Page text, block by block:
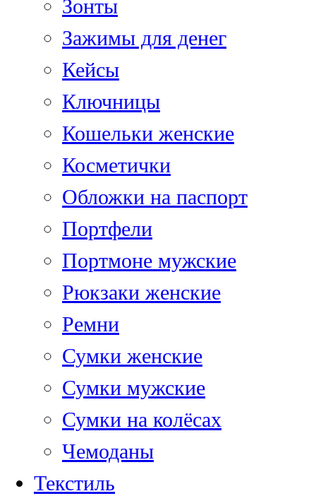
Зонты
Зажимы для денег
Кейсы
Ключницы
Кошельки женские
Косметички
Обложки на паспорт
Портфели
Портмоне мужские
Рюкзаки женские
Ремни
Сумки женские
Сумки мужские
Сумки на колёсах
Чемоданы
Текстиль